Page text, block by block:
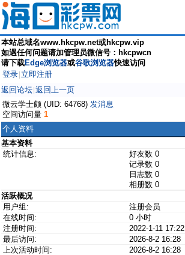
本站总域名www.hkcpw.net或hkcpw.vip
如遇任何问题请加管理员微信号：hkcpwcn
请下载Edge浏览器或谷歌浏览器快速访问
登录 立即注册
返回论坛 返回上一页
微云学士颇 (UID: 64768) 发消息
空间访问量 1
个人资料
基本资料
统计信息:
好友数 0
记录数 0
日志数 0
相册数 0
活跃概况
用户组:
注册会员
在线时间:
0 小时
注册时间:
2022-1-11 17:22
最后访问:
2026-8-2 16:28
上次活动时间:
2026-8-2 16:28